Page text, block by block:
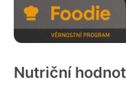
Nutriční